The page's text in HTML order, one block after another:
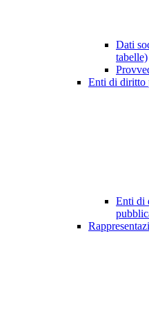
Dati
tabelle)
Enti di diritto
Enti di